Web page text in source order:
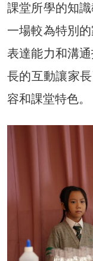
課堂所學的知
一場較為特別
表達能力和溝
長的互動讓家
容和課堂特色。